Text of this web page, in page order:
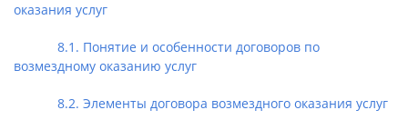
оказания услуг
8.1. Понятие и особенности договоров по
возмездному оказанию услуг
8.2. Элементы договора возмездного оказания услуг